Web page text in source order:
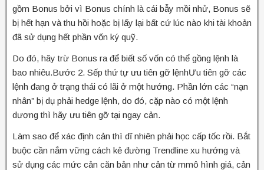
gồm Bonus bởi vì Bonus chính là cái bẫy mồi nhử, Bonus sẽ
bị hết hạn và thu hồi hoặc bị lấy lại bất cứ lúc nào khi tài khoản
đã sử dụng hết phần vốn ký quỹ.
Do đó, hãy trừ Bonus ra để biết số vốn có thể gồng lệnh là
bao nhiêu.Bước 2. Sếp thứ tự ưu tiên gỡ lệnhƯu tiên gỡ các
lệnh đang ở trạng thái có lãi ở một hướng. Phần lớn các “nạn
nhân” bị dụ phải hedge lệnh, do đó, cặp nào có một lệnh
dương thì hãy ưu tiên gỡ tại ngay cản.
Làm sao để xác định cản thì dĩ nhiên phải học cấp tốc rồi. Bắt
buộc cần nắm vững cách kẻ đường Trendline xu hướng và
sử dụng các mức cản căn bản như cản từ mmô hình giá, cản